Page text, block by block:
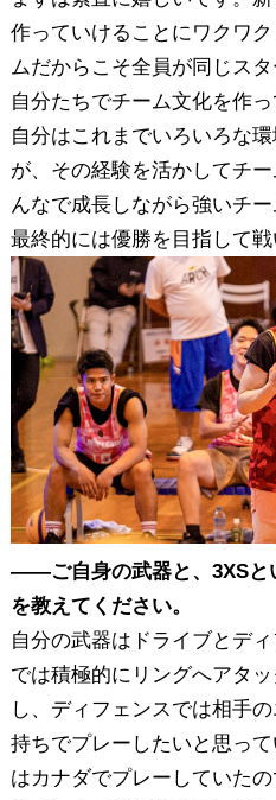
作っていけることにワクワ
ムだからこそ全員が同じス
自分たちでチーム文化を作
自分はこれまでいろいろな
が、その経験を活かしてチ
んなで成長しながら強いチ
最終的には優勝を目指して戦
――ご自身の武器と、3XSと
を教えてください。
自分の武器はドライブとデ
では積極的にリングへアタ
し、ディフェンスでは相手
持ちでプレーしたいと思っ
はカナダでプレーしていた